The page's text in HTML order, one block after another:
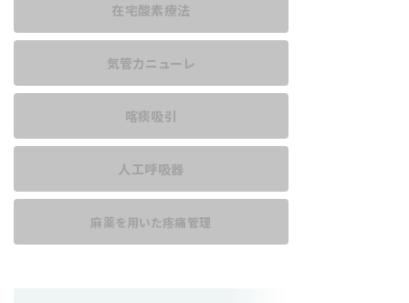
在宅酸素療法
気管カニューレ
喀痰吸引
人工呼吸器
麻薬を用いた疼痛管理